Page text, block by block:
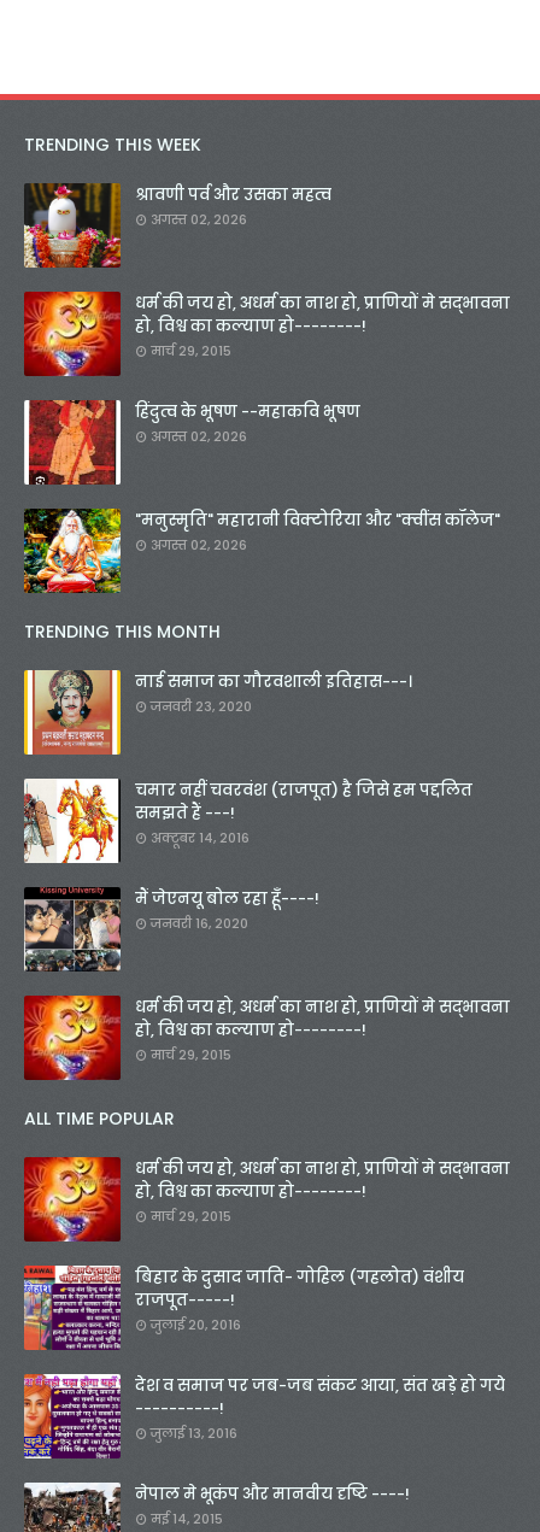
TRENDING THIS WEEK
श्रावणी पर्व और उसका महत्व
अगस्त 02, 2026
धर्म की जय हो, अधर्म का नाश हो, प्राणियों मे सद्भावना
हो, विश्व का कल्याण हो--------!
मार्च 29, 2015
हिंदुत्व के भूषण --महाकवि भूषण
अगस्त 02, 2026
"मनुस्मृति" महारानी विक्टोरिया और "क्वींस कॉलेज"
अगस्त 02, 2026
TRENDING THIS MONTH
नाई समाज का गौरवशाली इतिहास---।
जनवरी 23, 2020
चमार नहीं चवरवंश (राजपूत) है जिसे हम पद्दलित
समझते हैं ---!
अक्टूबर 14, 2016
मैं जेएनयू बोल रहा हूँ----!
जनवरी 16, 2020
धर्म की जय हो, अधर्म का नाश हो, प्राणियों मे सद्भावना
हो, विश्व का कल्याण हो--------!
मार्च 29, 2015
ALL TIME POPULAR
धर्म की जय हो, अधर्म का नाश हो, प्राणियों मे सद्भावना
हो, विश्व का कल्याण हो--------!
मार्च 29, 2015
बिहार के दुसाद जाति- गोहिल (गहलोत) वंशीय
राजपूत-----!
जुलाई 20, 2016
देश व समाज पर जब-जब संकट आया, संत खड़े हो गये
----------!
जुलाई 13, 2016
नेपाल मे भूकंप और मानवीय दृष्टि ----!
मई 14, 2015